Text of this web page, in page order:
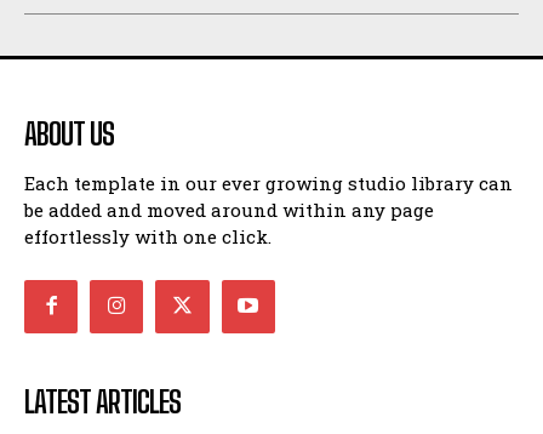
ABOUT US
Each template in our ever growing studio library can
be added and moved around within any page
effortlessly with one click.
LATEST ARTICLES